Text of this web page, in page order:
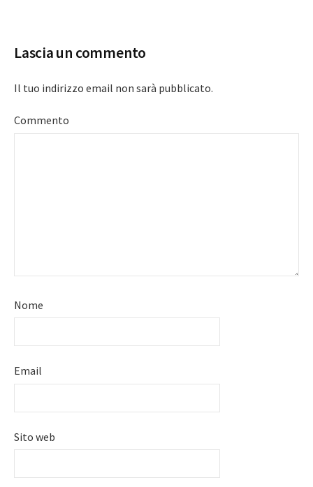
Lascia un commento
Il tuo indirizzo email non sarà pubblicato.
Commento
Nome
Email
Sito web